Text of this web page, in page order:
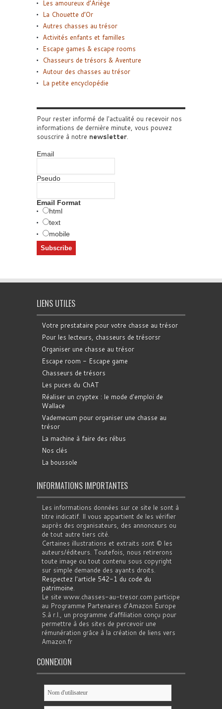
Les amoureux d’Ariège
La Chouette d’Or
Autres chasses au trésor
Activités enfants et familles
Escape games & escape rooms
Chasseurs de trésors & Aventure
Autour des chasses au trésor
La petite encyclopédie
Pour rester informé de l'actualité ou recevoir nos
informations de dernière minute, vous pouvez
souscrire à notre newsletter.
Email
Pseudo
Email Format
html
text
mobile
LIENS UTILES
Votre prestataire pour votre chasse au trésor
Pour les lecteurs, chasseurs de trésorsr
Organiser une chasse au trésor
Escape room - Escape game
Chasseurs de trésors
Les puces du ChAT
Réaliser un cryptex : le mode d'emploi de
Wallace
Vademecum pour organiser une chasse au
trésor
La machine à faire des rébus
Nos clés
La boussole
INFORMATIONS IMPORTANTES
Les informations données sur ce site le sont à
titre indicatif. Il vous appartient de les vérifier
auprès des organisateurs, des annonceurs ou
de tout autre tiers cité.
Certaines illustrations et extraits sont © les
auteurs/éditeurs. Toutefois, nous retirerons
toute image ou tout contenu sous copyright
sur simple demande des ayants droits.
Respectez l'article 542-1 du code du
patrimoine.
Le site www.chasses-au-tresor.com participe
au Programme Partenaires d’Amazon Europe
S.à r.l., un programme d’affiliation conçu pour
permettre à des sites de percevoir une
rémunération grâce à la création de liens vers
Amazon.fr
CONNEXION